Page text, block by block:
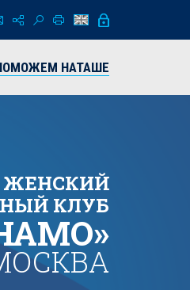
НАТАШЕ
ЖЕНСКИЙ
КЛУБ